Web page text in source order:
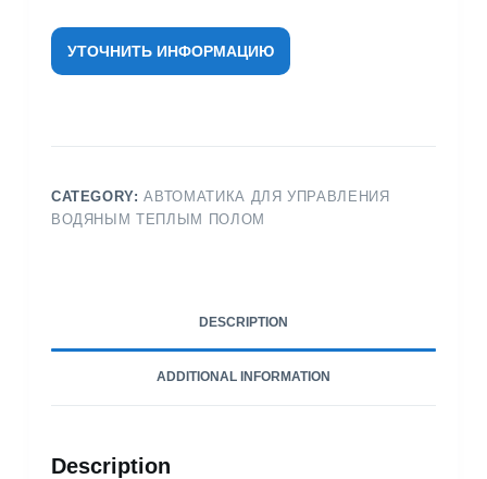
УТОЧНИТЬ ИНФОРМАЦИЮ
CATEGORY:АВТОМАТИКА ДЛЯ УПРАВЛЕНИЯ
ВОДЯНЫМ ТЕПЛЫМ ПОЛОМ
DESCRIPTION
ADDITIONAL INFORMATION
Description